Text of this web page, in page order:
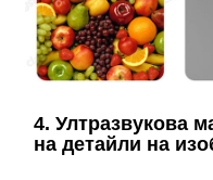
4. Ултразвукова
на детайли на